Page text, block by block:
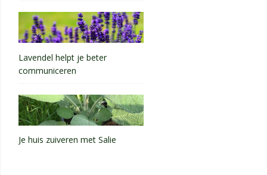
Lavendel helpt je beter
communiceren
Je huis zuiveren met Salie